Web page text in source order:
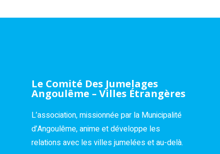
Le Comité Des Jumelages
Angoulême – Villes Étrangères
L’association, missionnée par la Municipalité
d’Angoulême, anime et développe les
relations avec les villes jumelées et au-delà.